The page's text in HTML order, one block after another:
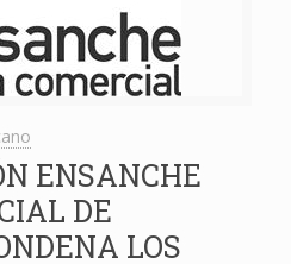
ENSANCHE
DE
LOS